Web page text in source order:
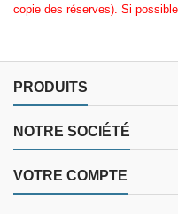
copie des réserves). Si
PRODUITS
NOTRE SOCIÉTÉ
VOTRE COMPTE